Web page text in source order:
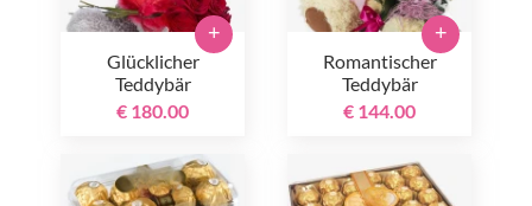
Glücklicher
Teddybär
€ 180.00
+
Romantischer
Teddybär
€ 144.00
+